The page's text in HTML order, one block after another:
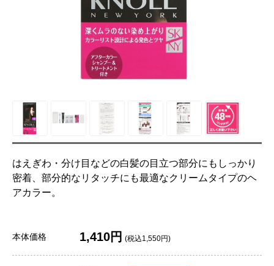
はえぎわ・分け目などの白髪の目立つ部分にもしっかり
密着、部分的なリタッチにも最適なクリームタイプのヘ
アカラー。
本体価格 1,410円 (税込1,550円)